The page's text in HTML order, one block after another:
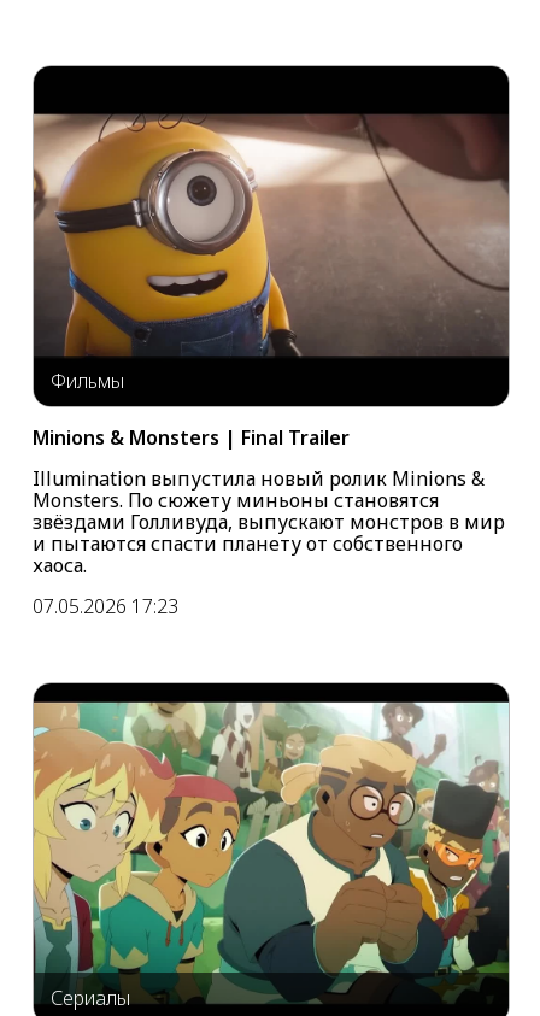
Фильмы
Minions & Monsters | Final Trailer
Illumination выпустила новый ролик Minions &
Monsters. По сюжету миньоны становятся
звёздами Голливуда, выпускают монстров в мир
и пытаются спасти планету от собственного
хаоса.
07.05.2026 17:23
Сериалы